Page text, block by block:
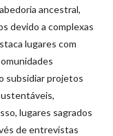
ancestral,
devido a complexas
lugares com
subsidiar projetos
lugares sagrados
de entrevistas